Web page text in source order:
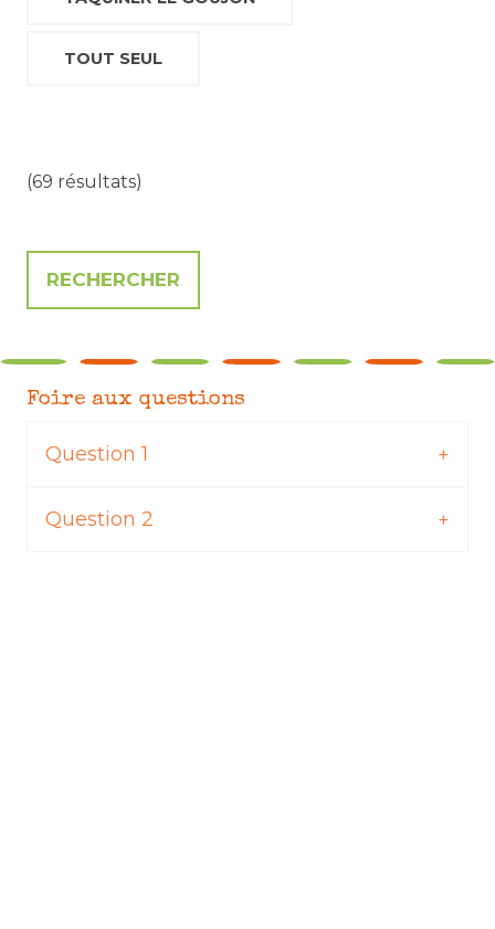
TOUT SEUL
(69 résultats)
Foire aux questions
Question 1
Question 2